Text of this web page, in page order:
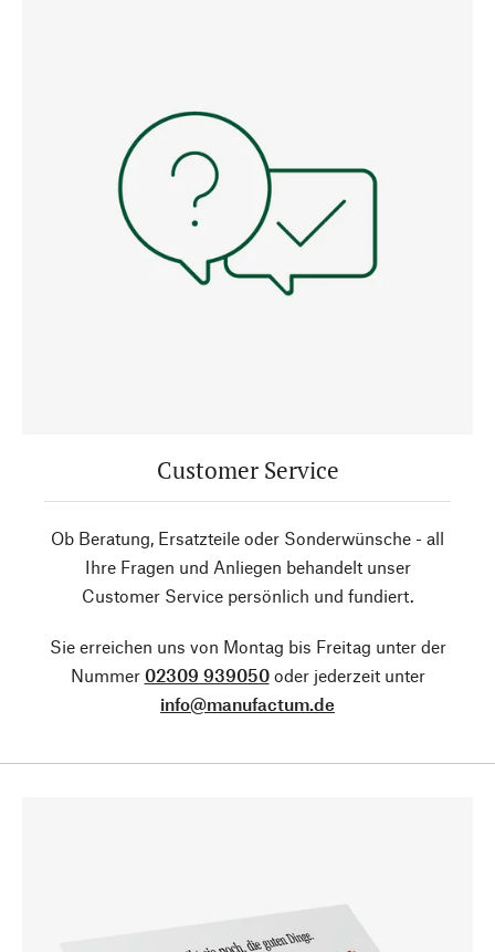
Customer Service
Ob Beratung, Ersatzteile oder Sonderwünsche - all
Ihre Fragen und Anliegen behandelt unser
Customer Service persönlich und fundiert.
Sie erreichen uns von Montag bis Freitag unter der
Nummer 02309 939050oder jederzeit unter
info@manufactum.de